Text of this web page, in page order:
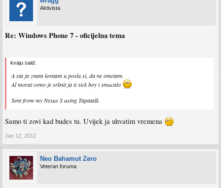
Aktivista
Re: Windows Phone 7 - oficijelna tema
kvaju said:
A sta ja znam kontam u poslu si, da ne ometam.
Al morat cemo je srknit ja ti sick boy i smucalo
Sent from my Nexus S using Tapatalk
Samo ti zovi kad budes tu. Uvijek ja uhvatim vremena
Jan 12, 2012
Neo Bahamut Zero
Veteran foruma